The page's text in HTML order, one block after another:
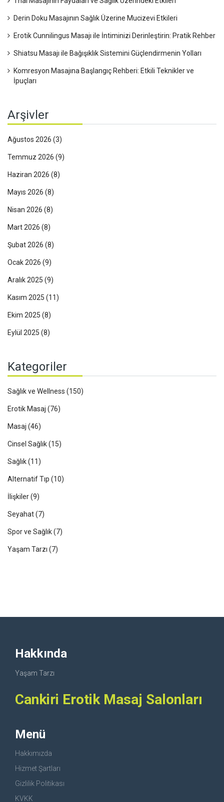
Derin Doku Masajının Sağlık Üzerine Mucizevi Etkileri
Erotik Cunnilingus Masajı ile İntiminizi Derinleştirin: Pratik Rehber
Shiatsu Masajı ile Bağışıklık Sistemini Güçlendirmenin Yolları
Komresyon Masajına Başlangıç Rehberi: Etkili Teknikler ve
İpuçları
Arşivler
Ağustos 2026 (3)
Temmuz 2026 (9)
Haziran 2026 (8)
Mayıs 2026 (8)
Nisan 2026 (8)
Mart 2026 (8)
Şubat 2026 (8)
Ocak 2026 (9)
Aralık 2025 (9)
Kasım 2025 (11)
Ekim 2025 (8)
Eylül 2025 (8)
Kategoriler
Sağlık ve Wellness (150)
Erotik Masaj (76)
Masaj (46)
Cinsel Sağlık(15)
Sağlık(11)
Alternatif Tıp (10)
İlişkiler(9)
Seyahat(7)
Spor ve Sağlık(7)
Yaşam Tarzı (7)
Hakkında
Yaşam Tarzı
Cankiri Erotik Masaj Salonları
Menü
Hakkımızda
Hizmet Şartları
Gizlilik Politikası
KVKK